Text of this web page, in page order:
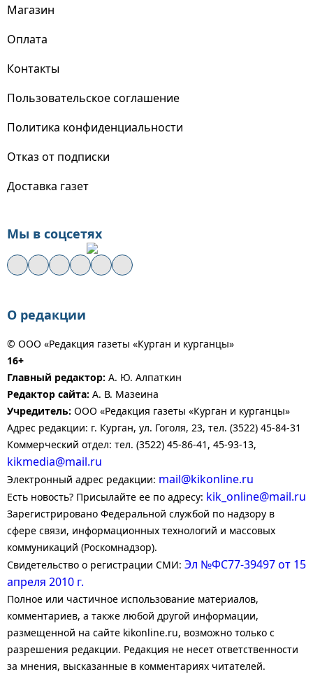
Магазин
Оплата
Контакты
Пользовательское соглашение
Политика конфиденциальности
Отказ от подписки
Доставка газет
Мы в соцсетях
О редакции
© ООО «Редакция газеты «Курган и курганцы»
16+
Главный редактор: А. Ю. Алпаткин
Редактор сайта: А. В. Мазеина
Учредитель: ООО «Редакция газеты «Курган и курганцы»
Адрес редакции: г. Курган, ул. Гоголя, 23, тел. (3522) 45-84-31
Коммерческий отдел: тел. (3522) 45-86-41, 45-93-13,
kikmedia@mail.ru
Электронный адрес редакции: mail@kikonline.ru
Есть новость? Присылайте ее по адресу: kik_online@mail.ru
Зарегистрировано Федеральной службой по надзору в
сфере связи, информационных технологий и массовых
коммуникаций (Роскомнадзор).
Свидетельство о регистрации СМИ: Эл №ФС77-39497 от 15
апреля 2010 г.
Полное или частичное использование материалов,
комментариев, а также любой другой информации,
размещенной на сайте kikonline.ru, возможно только с
разрешения редакции. Редакция не несет ответственности
за мнения, высказанные в комментариях читателей.